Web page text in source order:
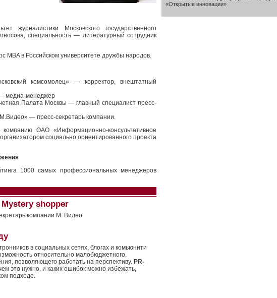
журналистики Московского государственного
специальность — литературный сотрудник
MBA в Российском университете дружбы народов.
комсомолец» — корректор, внештатный
менеджер
Палата Москвы — главный специалист пресс-
— пресс-секретарь компании.
компанию ОАО «Информационно-консультативное
социально ориентированного проекта
1000 самых профессиональных менеджеров
shopper
компании М. Видео
в социальных сетях, блогах и комьюнити
относительно малобюджетного,
позволяющего работать на перспективу. PR-
это нужно, и каких ошибок можно избежать,
подходе.
«Открытые инновации»